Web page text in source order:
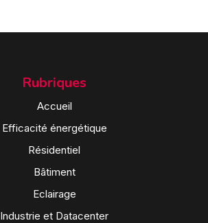
Rubriques
Accueil
Efficacité énergétique
Résidentiel
Bâtiment
Eclairage
Industrie et Datacenter